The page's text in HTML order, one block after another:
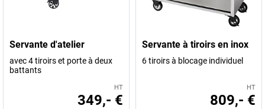
Servante d'atelier
avec 4 tiroirs et porte à deux
battants
HT
349,- €
Servante à tiroirs en inox
6 tiroirs à blocage individuel
HT
809,- €